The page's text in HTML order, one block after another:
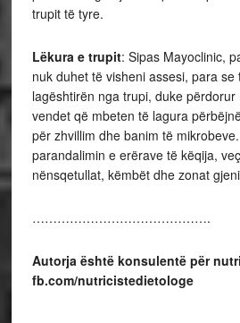
trupit të tyre.
Lëkura e trupit: Sipas Mayoclinic,
nuk duhet të visheni assesi, para
lagështirën nga trupi, duke
vendet që mbeten të lagura
për zhvillim dhe banim të
parandalimin e erërave të këqija,
nënsqetullat, këmbët dhe zonat
…………………………………….
Autorja është konsulentë për
fb.com/nutricistedietologe